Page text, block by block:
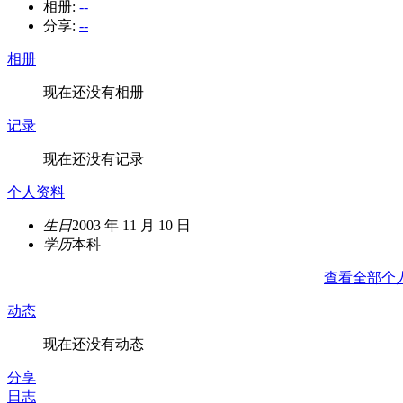
相册: --
分享: --
相册
现在还没有相册
记录
现在还没有记录
个人资料
生日2003 年 11 月 10 日
学历本科
查看全部个
动态
现在还没有动态
分享
日志